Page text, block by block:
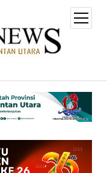
open
menu